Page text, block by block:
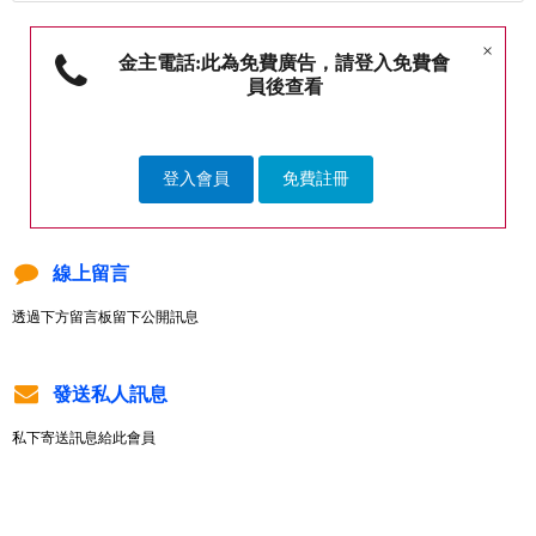
×
金主電話:此為免費廣告，請登入免費會
員後查看
登入會員 免費註冊
線上留言
透過下方留言板留下公開訊息
發送私人訊息
私下寄送訊息給此會員